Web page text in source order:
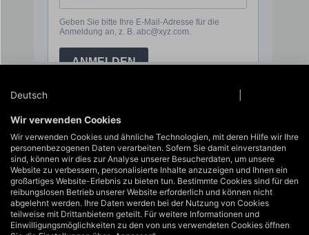
Service-Hotline
Unterstützung und Beratung unter:
+49 40 822125710
info@hakoh.com
Mo-Fr, 09:00 – 17:00 Uhr
Deutsch
Wir verwenden Cookies
Wir verwenden Cookies und ähnliche Technologien, mit deren Hilfe wir Ihre
personenbezogenen Daten verarbeiten. Sofern Sie damit einverstanden
sind, können wir dies zur Analyse unserer Besucherdaten, um unsere
Website zu verbessern, personalisierte Inhalte anzuzeigen und Ihnen ein
großartiges Website-Erlebnis zu bieten tun. Bestimmte Cookies sind für den
reibungslosen Betrieb unserer Website erforderlich und können nicht
abgelehnt werden. Ihre Daten werden bei der Nutzung von Cookies
teilweise mit Drittanbietern geteilt. Für weitere Informationen und
Einwilligungsmöglichkeiten zu den von uns verwendeten Cookies öffnen